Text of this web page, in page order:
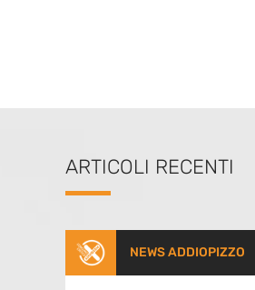
ARTICOLI RECENTI
NEWS ADDIOPIZZO